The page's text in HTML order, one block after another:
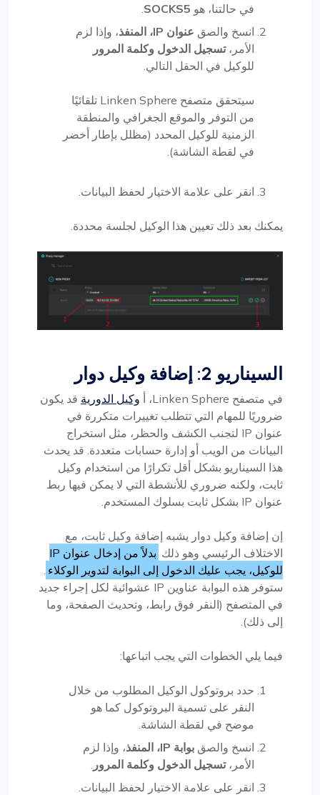
في حالتنا، هو SOCKS5
.
انسخ والصق عنوان IP، المنفذ
، وإذا لزم
الأمر،تسجيل الدخول وكلمة المرور
للوكيل في الحقل التالي.
سيتحقق متصفح Linken Sphere تلقائيًا
من التوفر والموقع الجغرافي والمنطقة
الزمنية للوكيل المحدد (مظلل بإطار أخضر
في لقطة الشاشة).
انقر على علامة الاختيار لحفظ البيانات.
يمكنك بعد ذلك تعيين هذا الوكيل لجلسة محددة.
السيناريو 2: إضافة وكيل دوار
في متصفح Linken Sphere، أ وكيل الدورية قد يكون
ضروريًا للمهام التي تتطلب تغييرات متكررة في
عنوان IP لتجنب الكشف والحظر، مثل استخراج
البيانات من الويب أو إدارة حسابات متعددة. قد يحدث
هذا السيناريو بشكل أقل تكرارًا من استخدام وكيل
ثابت، ولكنه ضروري للأنشطة التي لا يمكن فيها ربط
عنوان IP بشكل ثابت بسلوك المستخدم.
إن إضافة وكيل دوار يشبه إضافة وكيل ثابت، مع
الاختلاف الرئيسي وهو ذلك
بدلاً من إدخال عنوان IP
للوكيل، يجب عليك الدخول إلى البوابة لتدوير الوكلاء
ستوفر هذه البوابة عناوين IP عشوائية لكل إجراء جديد
في المتصفح (النقر فوق رابط، وتحديث الصفحة، وما
إلى ذلك).
فيما يلي الخطوات التي يجب اتباعها:
حدد بروتوكول الوكيل المطلوب من خلال
النقر على تسمية البروتوكول كما هو
موضح في لقطة الشاشة.
انسخ والصق بوابة IP، المنفذ
، وإذا لزم
الأمر،تسجيل الدخول وكلمة المرور
انقر على علامة الاختيار لحفظ البيانات.